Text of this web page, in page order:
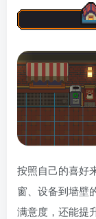
按照自己的喜好
窗、设备到墙壁
满意度，还能提